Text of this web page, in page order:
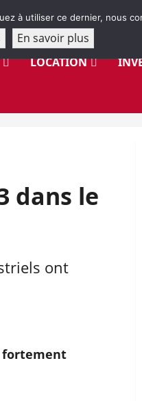
LOCATION
dans le
ont
fortement
à utiliser ce dernier, nous
En savoir plus